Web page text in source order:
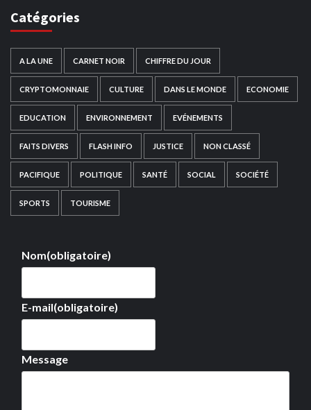
Catégories
A LA UNE CARNET NOIR CHIFFRE DU JOUR
CRYPTOMONNAIE CULTURE DANS LE MONDE ECONOMIE
EDUCATION ENVIRONNEMENT EVÉNEMENTS
FAITS DIVERS FLASH INFO JUSTICE NON CLASSÉ
PACIFIQUE POLITIQUE SANTÉ SOCIAL SOCIÉTÉ
SPORTS TOURISME
Nom(obligatoire)
E-mail(obligatoire)
Message